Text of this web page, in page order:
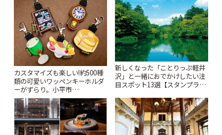
カスタマイズも楽しい!約500種
類の可愛いワッペンキーホルダ
ーがずらり。小平市
「Kimamaya T&K」 | ことりっ
ぷ
新しくなった「ことりっぷ軽井
沢」と一緒におでかけしたい注
目スポット13選【スタンプラリ